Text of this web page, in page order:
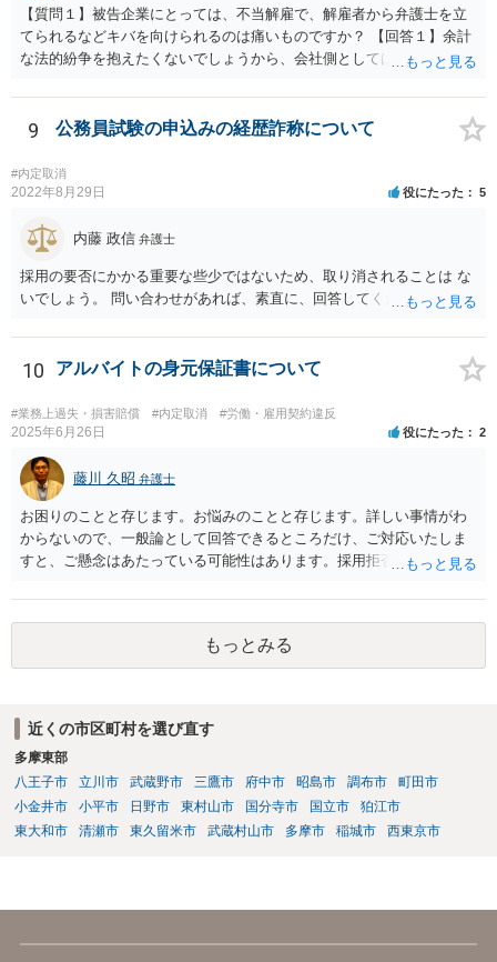
【質問１】被告企業にとっては、不当解雇で、解雇者から弁護士を立
てられるなどキバを向けられるのは痛いものですか？ 【回答１】余計
な法的紛争を抱えたくないでしょうから、会社側としては面倒だと思
て争ってくることになると思います。 【質問２】今、解雇した社員よ
り労働審判を仕掛けられておりますが、社長が顧問弁護士の悪知恵
で、労働審判を無視して欠席しております。 どういう意図があります
か？ 【回答２】相手方が全く連絡することなく労働審判期日を欠席し
た場合は、申立人に主張・立証を行わせ、申立人の言い分が相当と認
どおりの労働審判が行われることが考えられますので、欠席すること
は無いと思います。 代理人だけも出席しているのでれば、審理は可能
です。 【質問３】会社の弱音を握られて復職させたくない模様なの
で、ずるずると交渉や裁判を引き延ばしていると思われますが。 【回
る のかも知れません。
9 公務員試験の申込みの経歴詐称について
#内定取消
2022年8月29日 役にたった 5
内藤 政信 弁護士
採用の要否にかかる重要な些少ではないため、取り消されることは な
いでしょう。 問い合わせがあれば、素直に、回答してください。
10 アルバイトの身元保証書について
#業務上過失・損害賠償 #内定取消 #労働・雇用契約違反
2025年6月26日 役にたった 2
藤川 久昭 弁護士
お困りのことと存じます。お悩みのことと存じます。詳しい事情がわ
からないので、一般論として回答できるところだけ、ご対応いたしま
すと、ご懸念はあたっている可能性はあります。採用拒否、採用内定
の内容が有効にならない可能性はありますし、そもそも契約が無効に
なる可能性はあります。本件は、法的に正確に分析すべき事案です。
素人判断は大いに危険です。法的に正確に分析されたい場合には、労
働法にかなり詳しく、上記に関連した法理等にも通じた弁護士等に相
もっとみる
近くの市区町村を選び直す
多摩東部
八王子市
立川市 武蔵野市 三鷹市 府中市 昭島市 調布市
町田市
小金井市
小平市 日野市 東村山市 国分寺市 国立市
狛江市
東大和市
清瀬市 東久留米市 武蔵村山市 多摩市 稲城市 西東京市